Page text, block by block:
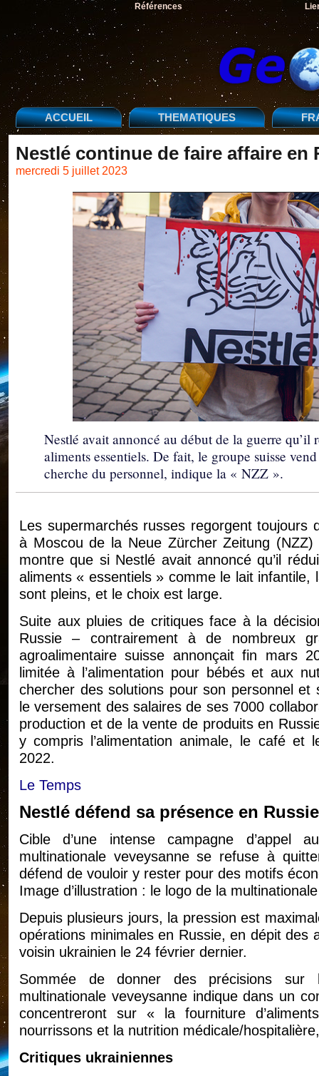
Références
ACCUEIL THEMATIQUES
Nestlé continue de faire affaire en
mercredi 5 juillet 2023
Nestlé avait annoncé au début de la guerre
aliments essentiels. De fait, le groupe suisse
cherche du personnel, indique la « NZZ ».
Les supermarchés russes regorgent toujours
à Moscou de la Neue Zürcher Zeitung
montre que si Nestlé avait annoncé qu’il
aliments « essentiels » comme le lait
sont pleins, et le choix est large.
Suite aux pluies de critiques face à la
Russie – contrairement à de nombreux
agroalimentaire suisse annonçait fin mars
limitée à l’alimentation pour bébés et aux
chercher des solutions pour son personnel
le versement des salaires de ses 7000
production et de la vente de produits en
y compris l’alimentation animale, le café et
2022.
Le Temps
Nestlé défend sa présence en Russie
Cible d’une intense campagne
multinationale veveysanne se refuse à
défend de vouloir y rester pour des motifs
Image d’illustration : le logo de la
Depuis plusieurs jours, la pression est
opérations minimales en Russie, en dépit des
voisin ukrainien le 24 février dernier.
Sommée de donner des précisions
multinationale veveysanne indique dans un
concentreront sur « la fourniture
nourrissons et la nutrition médicale/
Critiques ukrainiennes